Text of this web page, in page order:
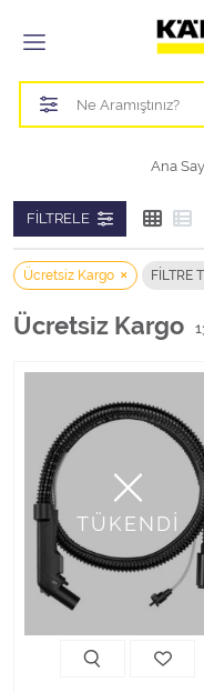
Tüm
Bahçe Sulama Ürünleri
Halı Yıkama Makine
Zemin Temizlik Makine
Kimyasallar Deterjanlar
Tüm Kategorileri Gör
Ana
FILTRELE
Ücretsiz Kargo FILTRE
Ücretsiz Kargo
TÜKENDİ